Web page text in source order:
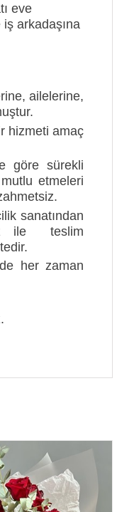
eve
arkadaşına
ailelerine,
hizmeti amaç
göre sürekli
etmeleri
sanatından
ile teslim
her zaman